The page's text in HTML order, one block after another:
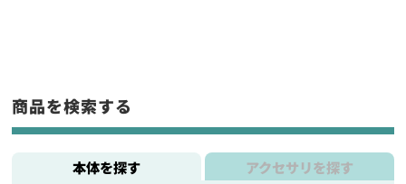
商品を検索する
本体を探す アクセサリを探す